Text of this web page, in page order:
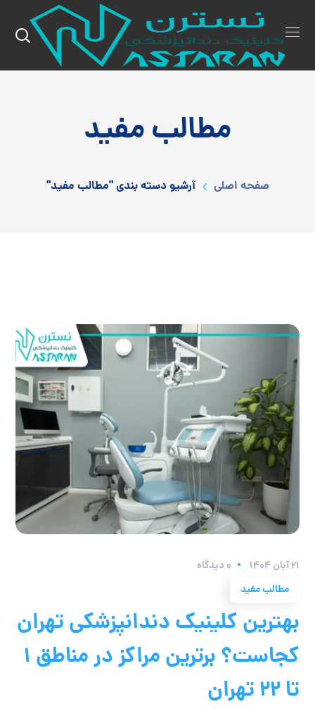
مطالب مفید
صفحه اصلی آرشیو دسته بندی "مطالب مفید"
۲۱ آبان ۱۴۰۴
0 دیدگاه
مطالب مفید
بهترین کلینیک دندانپزشکی تهران
کجاست؟ برترین مراکز در مناطق ۱
تا ۲۲ تهران